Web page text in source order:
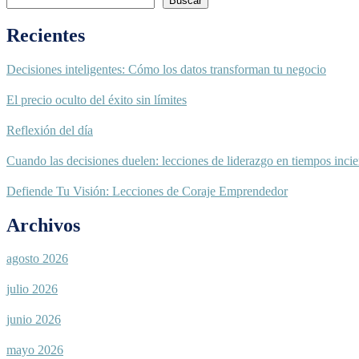
Recientes
Decisiones inteligentes: Cómo los datos transforman tu negocio
El precio oculto del éxito sin límites
Reflexión del día
Cuando las decisiones duelen: lecciones de liderazgo en tiempos
Defiende Tu Visión: Lecciones de Coraje Emprendedor
Archivos
agosto 2026
julio 2026
junio 2026
mayo 2026